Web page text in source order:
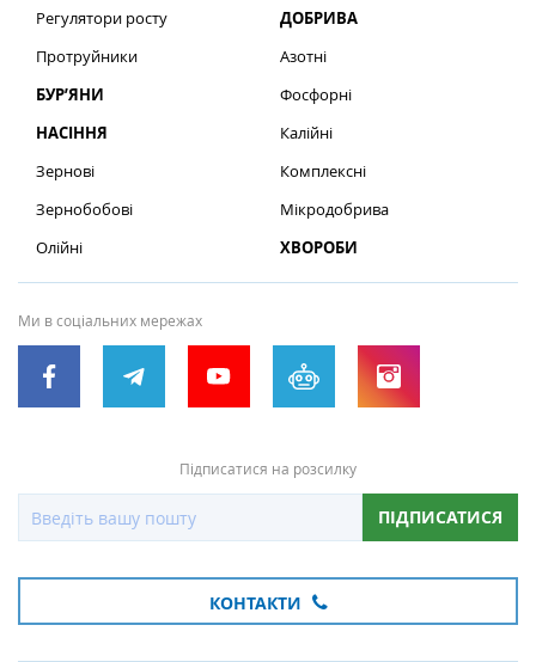
Регулятори росту
Протруйники
БУР’ЯНИ
НАСІННЯ
Зернові
Зернобобові
Олійні
ДОБРИВА
Азотні
Фосфорні
Калійні
Комплексні
Мікродобрива
ХВОРОБИ
Ми в соціальних мережах
Підписатися на розсилку
ПІДПИСАТИСЯ
КОНТАКТИ